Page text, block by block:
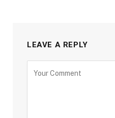
LEAVE A REPLY